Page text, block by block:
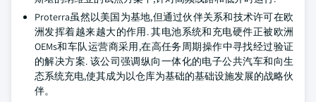
Proterra虽然以美国为基地,但通过伙伴关系和技术许可在欧
洲发挥着越来越大的作用. 其电池系统和充电硬件正被欧洲
OEMs和车队运营商采用,在高任务周期操作中寻找经过验证
的解决方案. 该公司强调纵向一体化的电子公共汽车和向生
态系统充电,使其成为以仓库为基础的基础设施发展的战略伙
伴。